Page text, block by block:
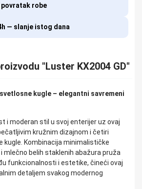
povratak robe
— slanje istog dana
"Luster KX2004 GD"
kugle – elegantni savremeni
i moderan stil u svoj enterijer uz ovaj
kružnim dizajnom i četiri
kugle. Kombinacija minimalističke
mlečno belih staklenih abažura pruža
funkcionalnosti i estetike, čineći ovaj
detaljem svakog modernog